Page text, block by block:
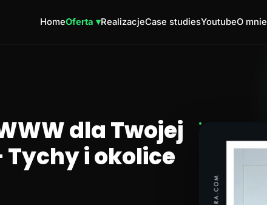
HomeOferta ▾RealizacjeCase studiesYoutubeO mnie
dla Twojej
Tychy i okolice